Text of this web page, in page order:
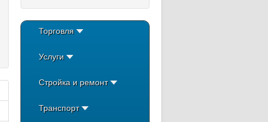
Торговля
Услуги
Стройка и ремонт
Транспорт